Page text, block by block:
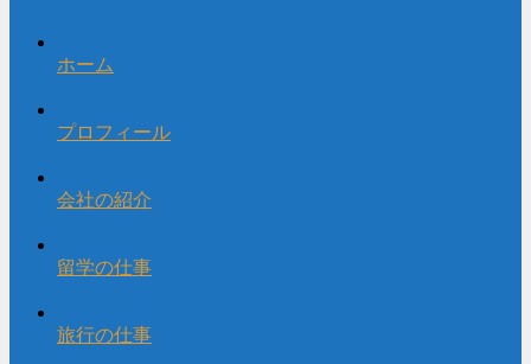
ホーム
プロフィール
会社の紹介
留学の仕事
旅行の仕事